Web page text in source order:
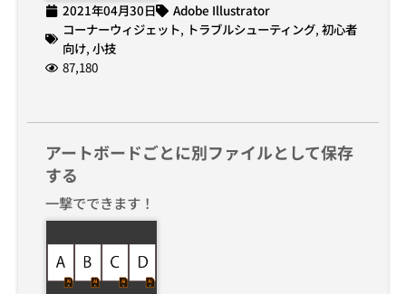
2021年04月30日
Adobe Illustrator
コーナーウィジェット, トラブルシューティング, 初心者
向け, 小技
87,180
アートボードごとに別ファイルとして保存
する
一撃でできます！